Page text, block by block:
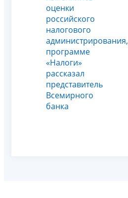
оценки
российского
налогового
администрирования,
программе
«Налоги»
рассказал
представитель
Всемирного
банка